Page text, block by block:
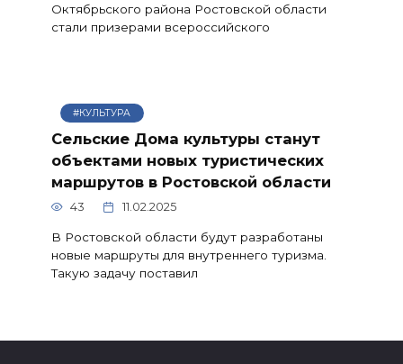
Октябрьского района Ростовской области
стали призерами всероссийского
#КУЛЬТУРА
Сельские Дома культуры станут
объектами новых туристических
маршрутов в Ростовской области
43 11.02.2025
В Ростовской области будут разработаны
новые маршруты для внутреннего туризма.
Такую задачу поставил